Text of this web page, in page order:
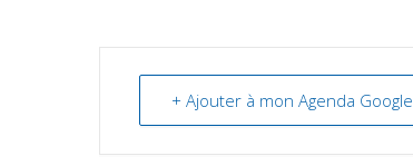
+ Ajouter à mon Agenda Google